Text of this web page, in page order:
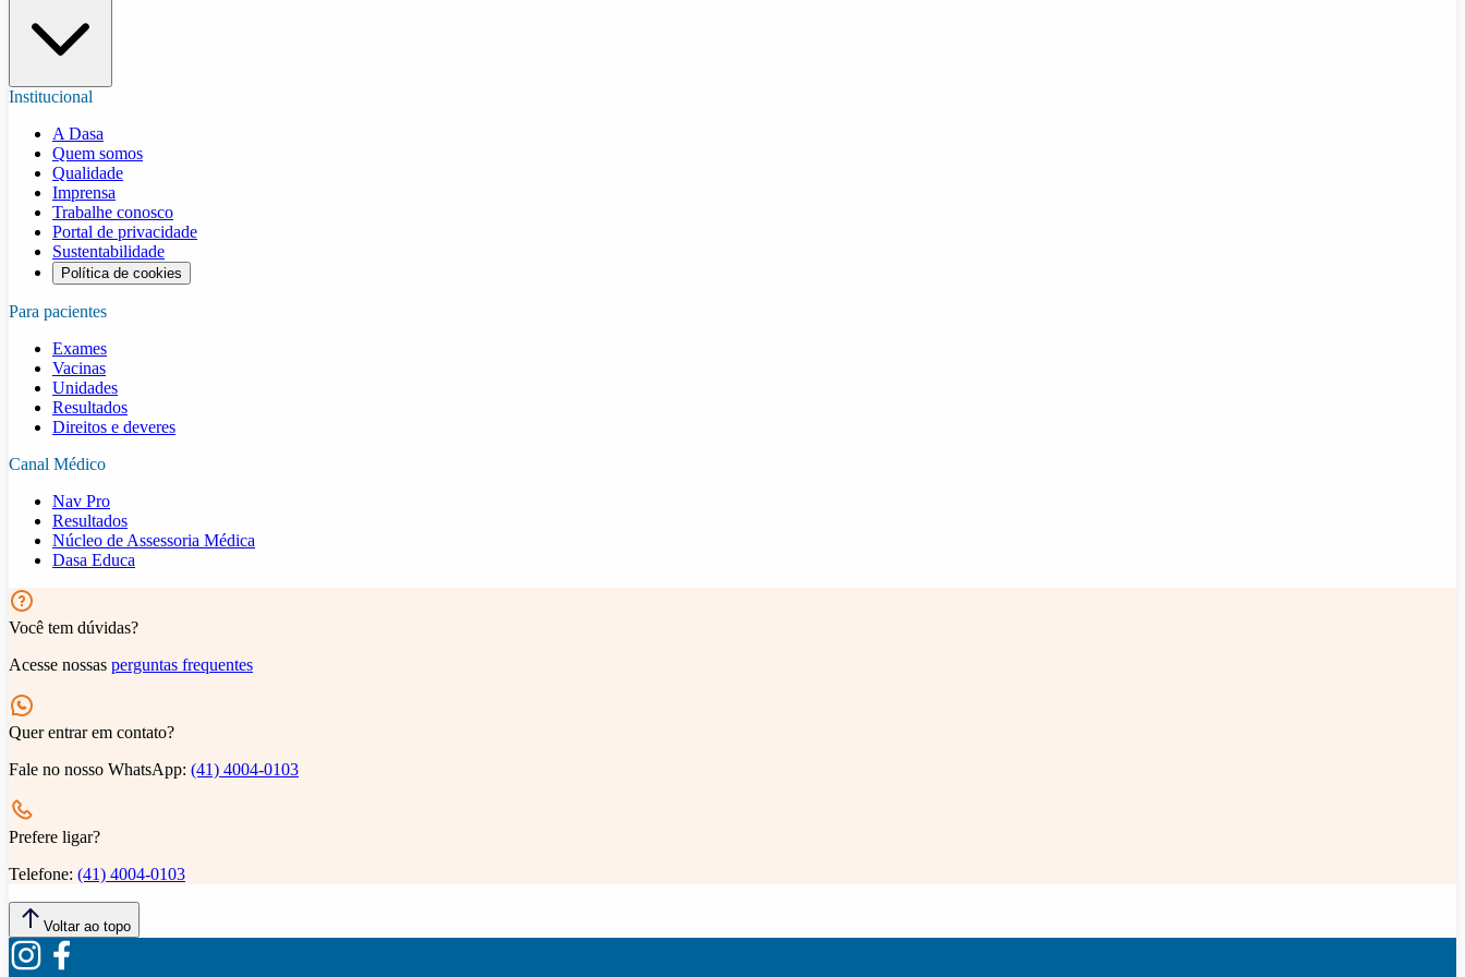
Institucional
A Dasa
Quem somos
Qualidade
Imprensa
Trabalhe conosco
Portal de privacidade
Sustentabilidade
Política de cookies
Para pacientes
Exames
Vacinas
Unidades
Resultados
Direitos e deveres
Canal Médico
Nav Pro
Resultados
Núcleo de Assessoria Médica
Dasa Educa
Você tem dúvidas?
Acesse nossas perguntas frequentes
Quer entrar em contato?
Fale no nosso WhatsApp: (41) 4004-0103
Prefere ligar?
Telefone: (41) 4004-0103
Voltar ao topo